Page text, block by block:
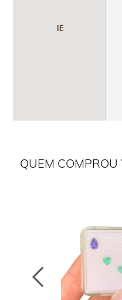
IE
QUEM COMPROU